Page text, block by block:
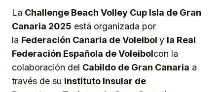
La Challenge Beach Volley Cup Isla de Gran
Canaria 2025 está organizada por
la Federación Canaria de Voleibol y la Real
Federación Española de Voleibolcon la
colaboración del Cabildo de Gran Canaria a
través de su Instituto Insular de